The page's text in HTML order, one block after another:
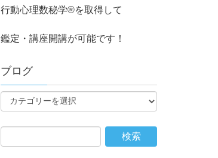
行動心理数秘学®を取得して
鑑定・講座開講が可能です！
ブログ